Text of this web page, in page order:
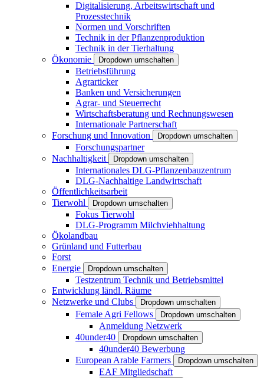
Digitalisierung, Arbeitswirtschaft und
Prozesstechnik
Normen und Vorschriften
Technik in der Pflanzenproduktion
Technik in der Tierhaltung
Ökonomie
Dropdown umschalten
Betriebsführung
Agrarticker
Banken und Versicherungen
Agrar- und Steuerrecht
Wirtschaftsberatung und Rechnungswesen
Internationale Partnerschaft
Forschung und Innovation
Dropdown umschalten
Forschungspartner
Nachhaltigkeit
Dropdown umschalten
Internationales DLG-Pflanzenbauzentrum
DLG-Nachhaltige Landwirtschaft
Öffentlichkeitsarbeit
Tierwohl
Dropdown umschalten
Fokus Tierwohl
DLG-Programm Milchviehhaltung
Ökolandbau
Grünland und Futterbau
Forst
Energie
Dropdown umschalten
Testzentrum Technik und Betriebsmittel
Entwicklung ländl. Räume
Netzwerke und Clubs
Dropdown umschalten
Female Agri Fellows Dropdown umschalten
Anmeldung Netzwerk
40under40
Dropdown umschalten
40under40 Bewerbung
European Arable Farmers
Dropdown umschalten
EAF Mitgliedschaft